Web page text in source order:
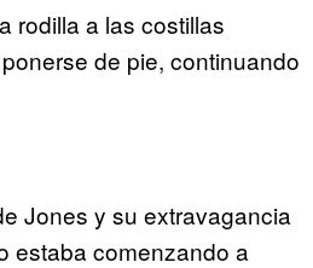
rodilla a las costillas
de pie, continuando
Jones y su extravagancia
estaba comenzando a